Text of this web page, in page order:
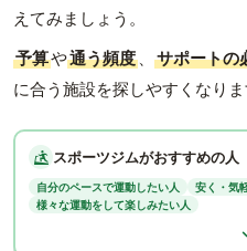
えてみましょう。
予算や通う頻度 、 サポートの
に合う施設を探しやすくなりま
スポーツジムがおすすめの人
自分のペースで運動したい人
安く・気
様々な運動をして楽しみたい人